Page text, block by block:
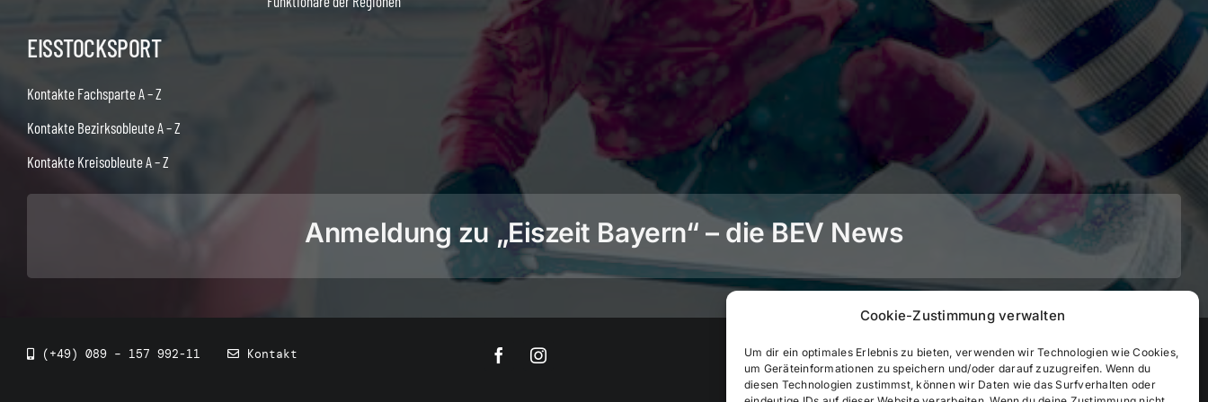
Cookie-Zustimmung verwalten
Um dir ein optimales Erlebnis zu bieten, verwenden wir Technologien wie Cookies,
um Geräteinformationen zu speichern und/oder darauf zuzugreifen. Wenn du
diesen Technologien zustimmst, können wir Daten wie das Surfverhalten oder
EISSTOCKSPORT
Kontakte Fachsparte A – Z
Kontakte Bezirksobleute A – Z
Kontakte Kreisobleute A – Z
Anmeldung zu „Eiszeit Bayern“ – die BEV News
(+49) 089 – 157 992-11 Kontakt © 2026 • BEV Bayerischer Eissportverband